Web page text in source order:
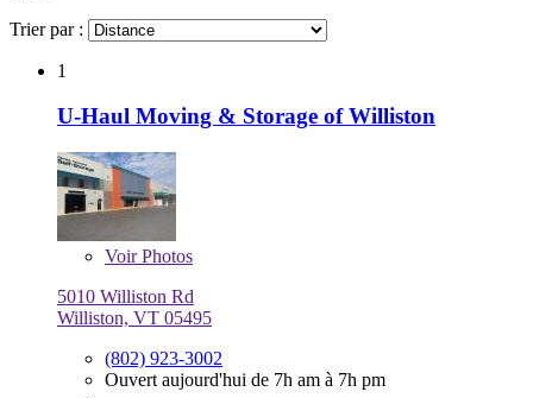
Trier par :
1
U-Haul Moving & Storage of Williston
VoirPhotos
5010 Williston Rd
Williston, VT 05495
(802) 923-3002
Ouvert aujourd'hui de 7h am à 7h pm